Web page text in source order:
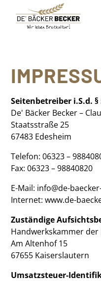
Seitenbetreiber i.S.d. §
De' Bäcker Becker –
Staatsstraße 25
67483 Edesheim
Telefon: 06323 –
Fax: 06323 – 98840820
E-Mail: info@de-
Internet:www.de-
Zuständige
Handwerkskammer der
Am Altenhof 15
67655 Kaiserslautern
Umsatzsteuer-